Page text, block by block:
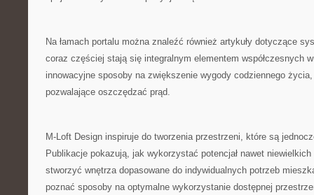
Na łamach portalu można znaleźć również artykuły dotyczące
coraz częściej stają się integralnym elementem współczesnych
innowacyjne sposoby na zwiększenie wygody codziennego
pozwalające oszczędzać prąd.
M-Loft Design inspiruje do tworzenia przestrzeni, które są
Publikacje pokazują, jak wykorzystać potencjał nawet
stworzyć wnętrza dopasowane do indywidualnych potrzeb
poznać sposoby na optymalne wykorzystanie dostępnej